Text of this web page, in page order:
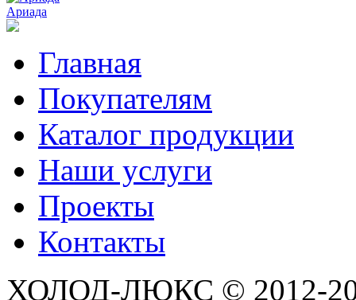
Ариада
Главная
Покупателям
Каталог продукции
Наши услуги
Проекты
Контакты
ХОЛОД-ЛЮКС © 2012-